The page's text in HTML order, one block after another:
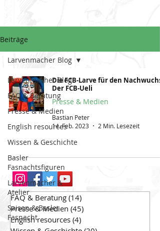
Beiträge
Larvenmacher Blog
FAQ & Beratung
Presse & Medien
English resources
Wissen & Geschichte
Basler
Fasnachtsfiguren
Larvenmacher &
Atelier
Saison & Basler
Fasnacht
Larvenmacher Blog
Die FCB-Larve für den Nachwuchs:
Der FCB-Ueli
Presse & Medien
Bastian Peter
14. Feb. 2023
2 Min. Lesezeit
FAQ & Beratung (14)
Presse & Medien (45)
English resources (4)